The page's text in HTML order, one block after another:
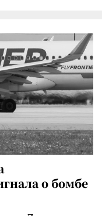
о бомбе